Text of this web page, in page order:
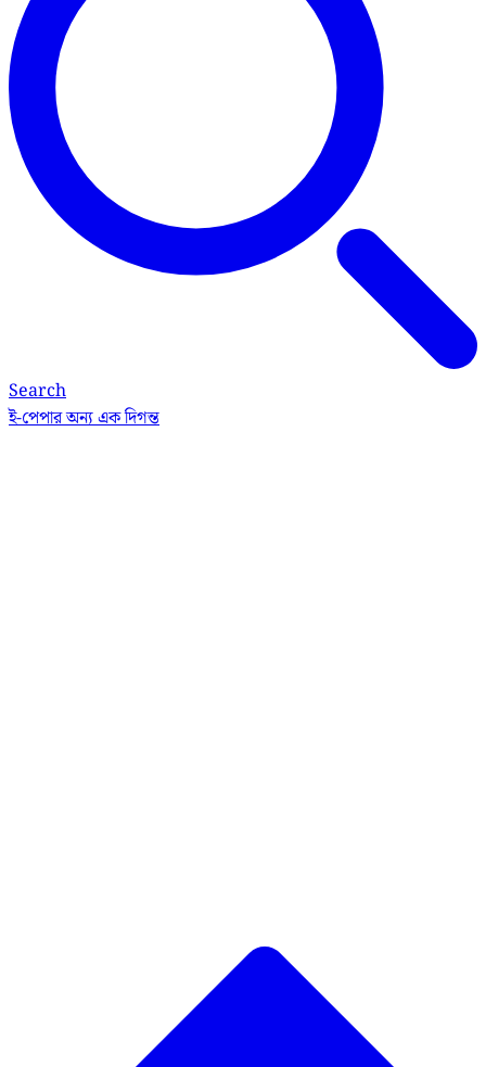
Search
ই-পেপারঅন্য এক দিগন্ত